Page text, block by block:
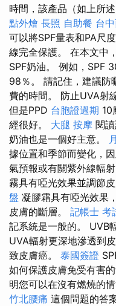
時間，該產品（如上所
點外燴 長照 自助餐 台
可以將SPF量表和PA尺
線完全保護。 在本文中
SPF奶油。 例如，SPF
98％。 請記住，建議防
費的時間。 防止UVA射
但是PPD 台胞證過期 10
經很好。 大腿 按摩 閱
奶油也是一個好主意。
據位置和季節而變化，
氣預報或有關紫外線輻
霧具有啞光效果並調節
盤 凝膠霜具有啞光效果
皮膚的斷層。 記帳士 考
記系統是一般的。 UVB
UVA輻射更深地滲透到
致皮膚癌。 泰國簽證
如何保護皮膚免受有害
明您可以在沒有燃燒的
竹北腰痛 這個問題的答